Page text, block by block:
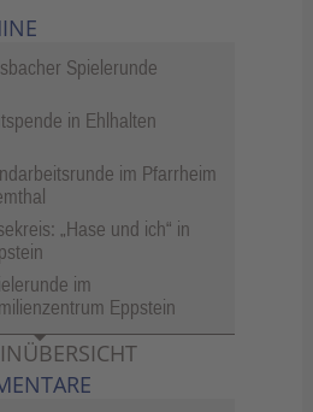
Spielerunde
in Ehlhalten
im Pfarrheim
„Hase und ich“ in
im
Eppstein